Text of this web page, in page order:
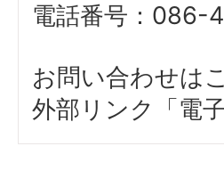
電話番号：086-
お問い合わせは
外部リンク「電